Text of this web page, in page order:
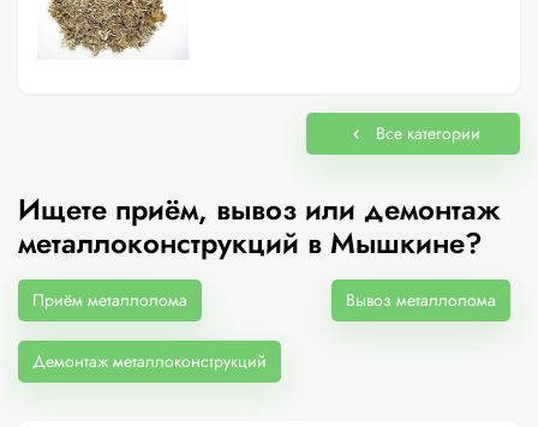
Все категории
Ищете приём, вывоз или демонтаж
металлоконструкций в Мышкине?
Приём металлолома Вывоз металлолома
Демонтаж металлоконструкций